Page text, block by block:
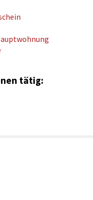
tätig: